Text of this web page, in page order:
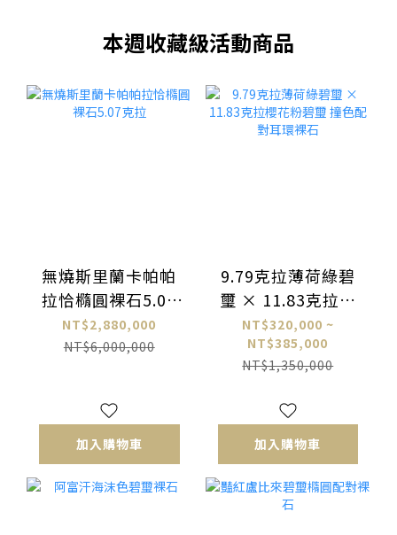
本週收藏級活動商品
無燒斯里蘭卡帕帕
拉恰橢圓裸石5.07
克拉
NT$2,880,000
NT$6,000,000
加入購物車
9.79克拉薄荷綠碧
璽 × 11.83克拉櫻
花粉碧璽 撞色配對
耳環裸石
NT$320,000 ~
NT$385,000
NT$1,350,000
加入購物車